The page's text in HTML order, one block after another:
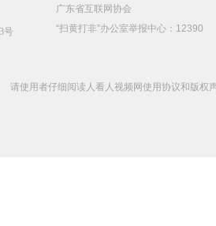
号
广东省互联网协会
“扫黄打非”办公室举报中心：12390
请使用者仔细阅读人看人视频网使用协议和版权